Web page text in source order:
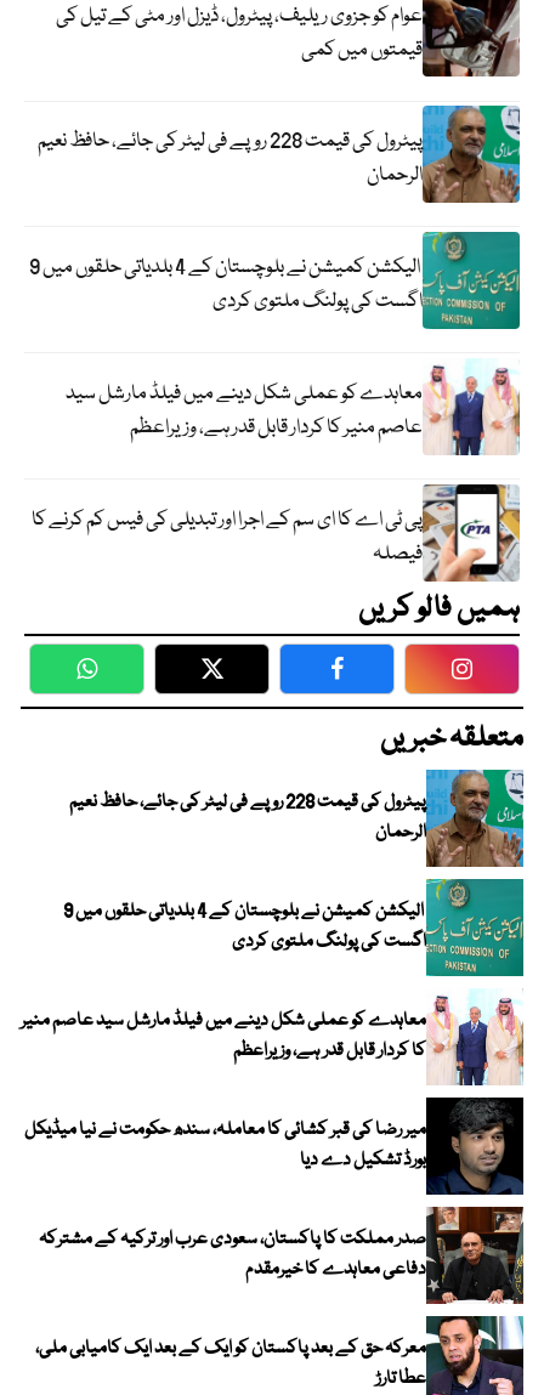
عوام کو جزوی ریلیف، پیٹرول، ڈیزل اور مٹی کے تیل کی
قیمتوں میں کمی
پیٹرول کی قیمت 228 روپے فی لیٹر کی جائے، حافظ نعیم
الرحمان
الیکشن کمیشن نے بلوچستان کے 4 بلدیاتی حلقوں میں 9
اگست کی پولنگ ملتوی کردی
معاہدے کو عملی شکل دینے میں فیلڈ مارشل سید
عاصم منیر کا کردار قابل قدر ہے، وزیراعظم
پی ٹی اے کا ای سم کے اجرا اور تبدیلی کی فیس کم کرنے کا
فیصلہ
ہمیں فالو کریں
WhatsApp Twitter Facebook
متعلقہ خبریں
پیٹرول کی قیمت 228 روپے فی لیٹر کی جائے، حافظ نعیم
الرحمان
الیکشن کمیشن نے بلوچستان کے 4 بلدیاتی حلقوں میں 9
اگست کی پولنگ ملتوی کردی
معاہدے کو عملی شکل دینے میں فیلڈ مارشل سید عاصم منیر
کا کردار قابل قدر ہے، وزیراعظم
میر رضا کی قبر کشائی کا معاملہ، سندھ حکومت نے نیا میڈیکل
بورڈ تشکیل دے دیا
صدر مملکت کا پاکستان، سعودی عرب اور ترکیہ کے مشترکہ
دفاعی معاہدے کا خیرمقدم
معرکہ حق کے بعد پاکستان کو ایک کے بعد ایک کامیابی ملی،
عطا تارڑ